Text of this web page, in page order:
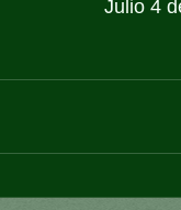
Julio 4